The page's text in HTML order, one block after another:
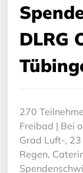
DLRG
270
Freibad | Bei
Grad Luft-,
Regen,